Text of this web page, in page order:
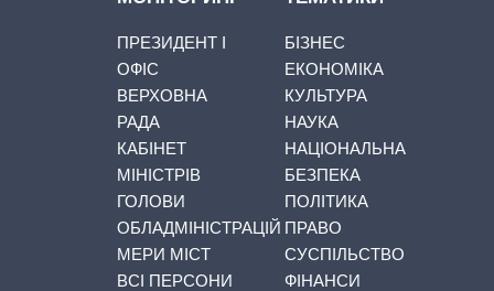
ПРЕЗИДЕНТ І
ОФІС
ВЕРХОВНА
РАДА
КАБІНЕТ
МІНІСТРІВ
ГОЛОВИ
ОБЛАДМІНІСТРАЦІЙ
МЕРИ МІСТ
ВСІ ПЕРСОНИ
БІЗНЕС
ЕКОНОМІКА
КУЛЬТУРА
НАУКА
НАЦІОНАЛЬНА
БЕЗПЕКА
ПОЛІТИКА
ПРАВО
СУСПІЛЬСТВО
ФІНАНСИ